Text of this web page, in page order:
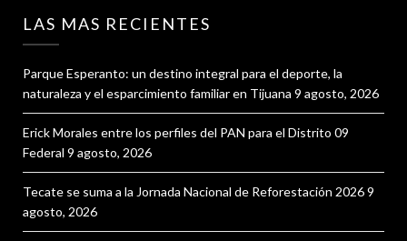
LAS MAS RECIENTES
Parque Esperanto: un destino integral para el deporte, la
naturaleza y el esparcimiento familiar en Tijuana 9 agosto, 2026
Erick Morales entre los perfiles del PAN para el Distrito 09
Federal 9 agosto, 2026
Tecate se suma a la Jornada Nacional de Reforestación 20269
agosto, 2026